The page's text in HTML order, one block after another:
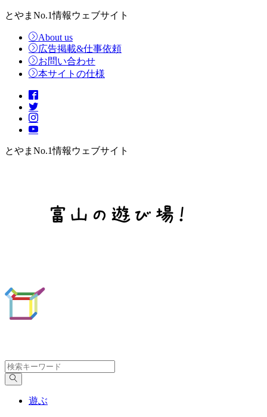
とやまNo.1情報ウェブサイト
About us
広告掲載&仕事依頼
お問い合わせ
本サイトの仕様
とやまNo.1情報ウェブサイト
遊ぶ